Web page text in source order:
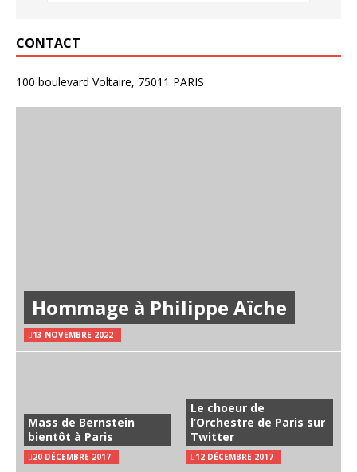
CONTACT
100 boulevard Voltaire, 75011 PARIS
Hommage à Philippe Aïche
13 NOVEMBRE 2022
Mass de Bernstein
bientôt à Paris
20 DÉCEMBRE 2017
Le choeur de
l’Orchestre de Paris sur
Twitter
12 DÉCEMBRE 2017